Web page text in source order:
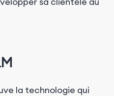
la technologie qui